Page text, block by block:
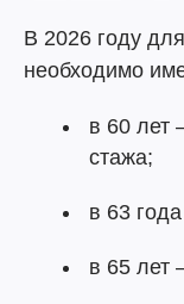
В 2026 году
необходимо
в 60 лет
стажа;
в 63
в 65 лет